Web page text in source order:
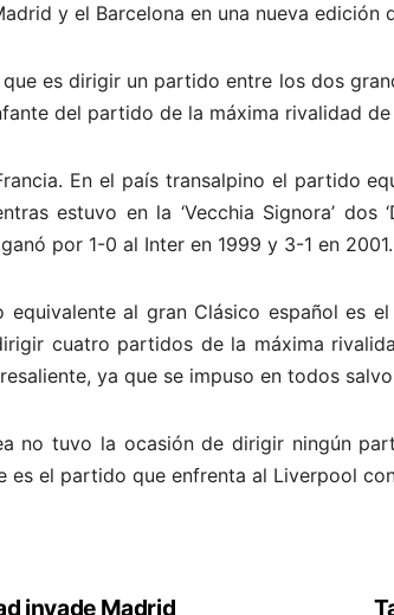
y el Barcelona en una nueva edición
es dirigir un partido entre los dos
del partido de la máxima rivalidad
En el país transalpino el partido
estuvo en la ‘Vecchia Signora’
por 1-0 al Inter en 1999 y 3-1 en 2001.
al gran Clásico español es
cuatro partidos de la máxima
ya que se impuso en todos
no tuvo la ocasión de dirigir ningún
es el partido que enfrenta al Liverpool
invade Madrid